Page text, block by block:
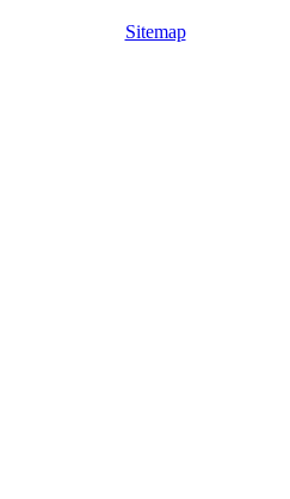
Sitemap